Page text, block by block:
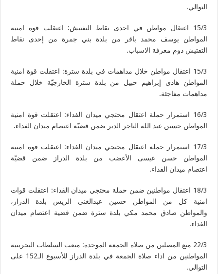
التوالي.
15/3 اعتقال مواطن في احدى نقاط التفتيش: اعتقلت قوة امنية
المواطن يوسف محمد باقر من بلدة بني جمرة من إحدى نقاط
التفتيش دوم معرفة الاسباب.
15/3 اعتقال مواطن خلال مداهمات في بلدة سترة: اعتقلت قوة امنية
المواطن هادي إبراهيم حبيل من بلدة سترة الخارجيّة خلال حملة
مداهمات مفاجئة.
16/3 استمرار حملة اعتقال محتجي ميدان الفداء: اعتقلت قوة امنية
المواطن حسين عبد الله التاجر الدير ضمن قضيّة اعتصام ميدان الفداء.
17/3 استمرار حملة اعتقال محتجي ميدان الفداء: اعتقلت قوة امنية
المواطن حسن عيسى الأعضب من بلدة الدراز ضمن قضيّة
اعتصام ميدان الفداء.
18/3 اعتقال مواطنين ضمن حملة محتجي ميدان الفداء: اعتقلت قوات
امنية كل من المواطن حسين عبدالغني الريس بلدة الدراز،
والمواطن صادق محمد مكي بلدة سترة ضمن قضية اعتصام ميدان
الفداء.
22/3 منع المصلين من صلاة الجمعة الموحدة: منعت السلطات البحرينية
المواطنين من اداء صلاة الجمعة في بلدة الدراز للأسبوع الـ152 على
التوالي.